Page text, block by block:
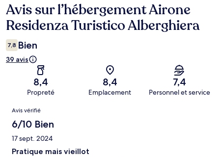
Avis
Avis sur l’hébergement Airone
Residenza Turistico Alberghiera
7,8 Bien
39 avis
8,4
Propreté
8,4
Emplacement
7,4
Personnel et service
Avis
Avis vérifié
6/10 Bien
17 sept. 2024
Pratique mais vieillot